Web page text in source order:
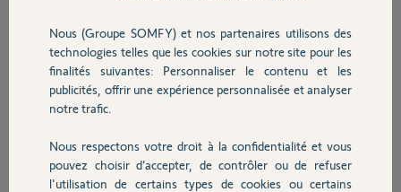
Sécurité
Domotique
Chauffage
m'indiquer la procédure à suivre pour éviter cette erreur.
Merci de votre aide, cordialement
JC Leverrier
Jean-Claude L.
Participer au fil de discussion
Nous (Groupe SOMFY) et nos partenaires utilisons des
technologies telles que les cookies sur notre site pour les
finalités suivantes: Personnaliser le contenu et les
publicités, offrir une expérience personnalisée et analyser
notre trafic.
Nous respectons votre droit à la confidentialité et vous
pouvez choisir d’accepter, de contrôler ou de refuser
l'utilisation de certains types de cookies ou certains